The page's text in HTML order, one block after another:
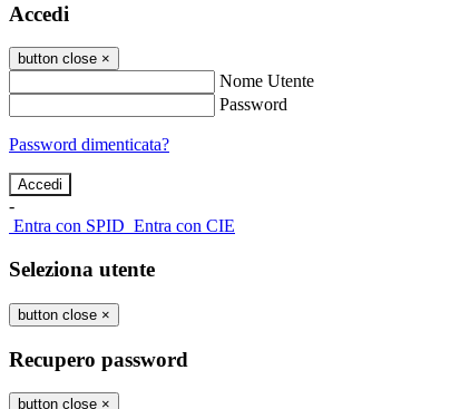
Accedi
button close ×
Nome Utente
Password
Password dimenticata?
-
Entra con SPID Entra con CIE
Seleziona utente
button close ×
Recupero password
button close ×